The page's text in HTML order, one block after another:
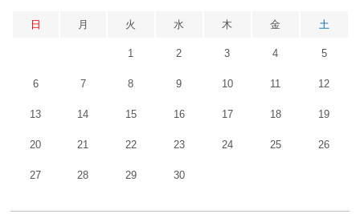
日 月 火 水 木 金 土
1 2 3 4 5
6 7 8 9 10 11 12
13 14 15 16 17 18 19
20 21 22 23 24 25 26
27 28 29 30